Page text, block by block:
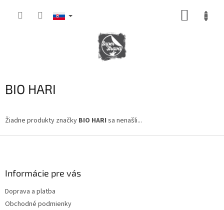
BIO HARI
Žiadne produkty značky BIO HARI sa nenašli...
Informácie pre vás
Doprava a platba
Obchodné podmienky